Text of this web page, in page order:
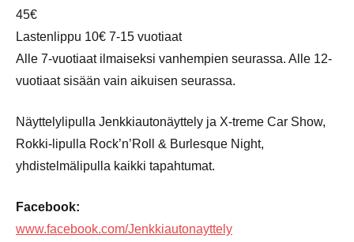
45€
Lastenlippu 10€ 7-15 vuotiaat
Alle 7-vuotiaat ilmaiseksi vanhempien seurassa. Alle 12-
vuotiaat sisään vain aikuisen seurassa.
Näyttelylipulla Jenkkiautonäyttely ja X-treme Car Show,
Rokki-lipulla Rock’n’Roll & Burlesque Night,
yhdistelmälipulla kaikki tapahtumat.
Facebook:
www.facebook.com/Jenkkiautonayttely